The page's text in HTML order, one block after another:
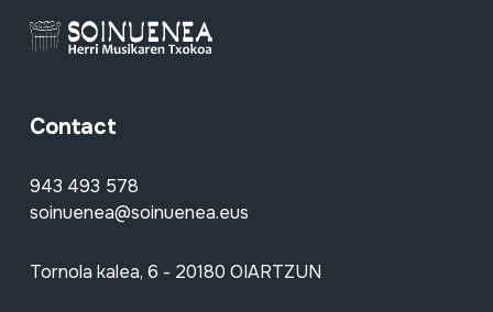
Contact
943 493 578
soinuenea@soinuenea.eus
Tornola kalea, 6 - 20180 OIARTZUN